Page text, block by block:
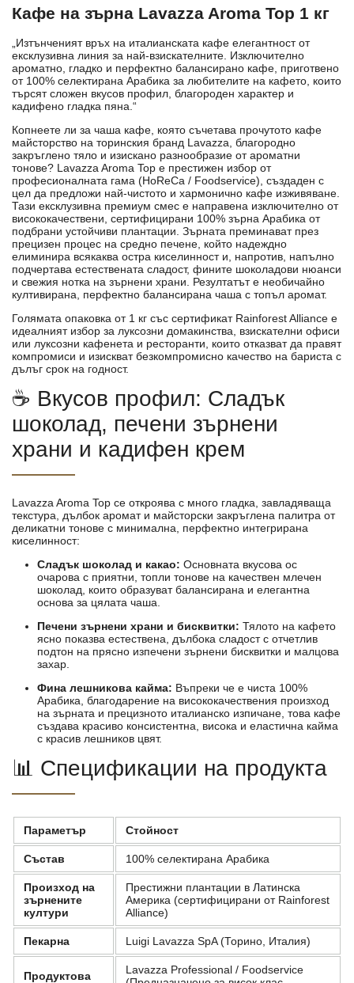
Кафе на зърна Lavazza Aroma Top 1 кг
„Изтънченият връх на италианската кафе елегантност от
ексклузивна линия за най-взискателните. Изключително
ароматно, гладко и перфектно балансирано кафе, приготвено
от 100% селектирана Арабика за любителите на кафето, които
търсят сложен вкусов профил, благороден характер и
кадифено гладка пяна.“
Копнеете ли за чаша кафе, която съчетава прочутото кафе
майсторство на торинския бранд Lavazza, благородно
закръглено тяло и изискано разнообразие от ароматни
тонове? Lavazza Aroma Top е престижен избор от
професионалната гама (HoReCa / Foodservice), създаден с
цел да предложи най-чистото и хармонично кафе изживяване.
Тази ексклузивна премиум смес е направена изключително от
висококачествени, сертифицирани 100% зърна Арабика от
подбрани устойчиви плантации. Зърната преминават през
прецизен процес на средно печене, който надеждно
елиминира всякаква остра киселинност и, напротив, напълно
подчертава естествената сладост, фините шоколадови нюанси
и свежия нотка на зърнени храни. Резултатът е необичайно
култивирана, перфектно балансирана чаша с топъл аромат.
Голямата опаковка от 1 кг със сертификат Rainforest Alliance е
идеалният избор за луксозни домакинства, взискателни офиси
или луксозни кафенета и ресторанти, които отказват да правят
компромиси и изискват безкомпромисно качество на бариста с
дълъг срок на годност.
☕ Вкусов профил: Сладък
шоколад, печени зърнени
храни и кадифен крем
Lavazza Aroma Top се откроява с много гладка, завладяваща
текстура, дълбок аромат и майсторски закръглена палитра от
деликатни тонове с минимална, перфектно интегрирана
киселинност:
Сладък шоколад и какао: Основната вкусова ос
очарова с приятни, топли тонове на качествен млечен
шоколад, които образуват балансирана и елегантна
основа за цялата чаша.
Печени зърнени храни и бисквитки: Тялото на кафето
ясно показва естествена, дълбока сладост с отчетлив
подтон на прясно изпечени зърнени бисквитки и малцова
захар.
Фина лешникова кайма: Въпреки че е чиста 100%
Арабика, благодарение на висококачествения произход
на зърната и прецизното италианско изпичане, това кафе
създава красиво консистентна, висока и еластична кайма
с красив лешников цвят.
📊 Спецификации на продукта
Параметър Стойност
Състав 100% селектирана Арабика
Произход на
зърнените
култури
Престижни плантации в Латинска
Америка (сертифицирани от Rainforest
Alliance)
Пекарна Luigi Lavazza SpA (Торино, Италия)
Продуктова
Lavazza Professional / Foodservice